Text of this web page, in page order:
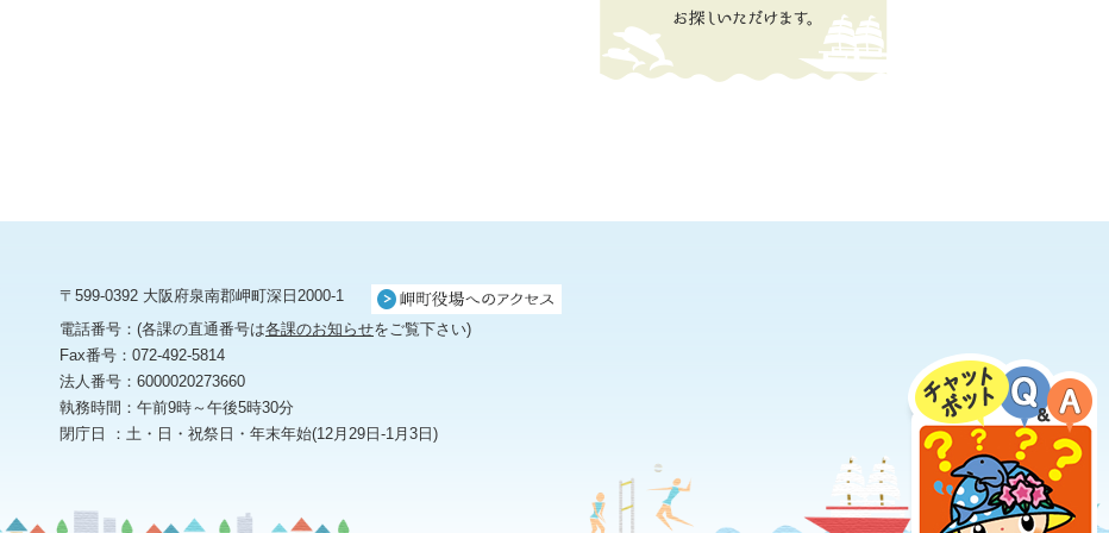
〒599-0392 大阪府泉南郡岬町深日2000-1
電話番号：(各課の直通番号は各課のお知らせをご覧下さい)
Fax番号：072-492-5814
法人番号：6000020273660
執務時間：午前9時～午後5時30分
閉庁日 ：土・日・祝祭日・年末年始(12月29日-1月3日)